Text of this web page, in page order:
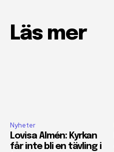
Läs mer
Nyheter
Lovisa Almén: Kyrkan
får inte bli en tävling i